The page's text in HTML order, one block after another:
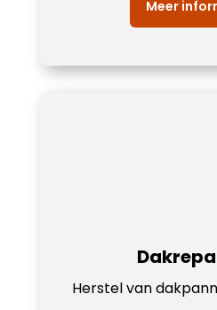
Meer
Herstel van